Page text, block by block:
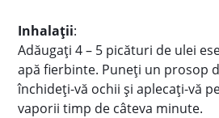
Inhalații:
Adăugați 4 – 5 picături de ulei
apă fierbinte. Puneți un prosop
închideți-vă ochii și aplecați-vă
vaporii timp de câteva minute.